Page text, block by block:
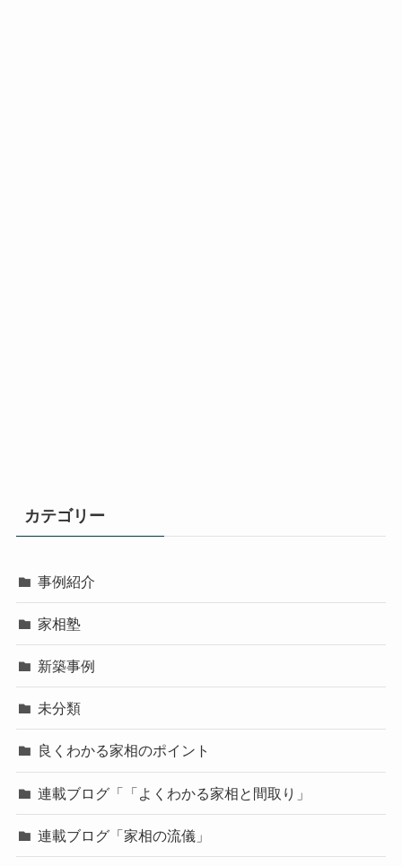
カテゴリー
事例紹介
家相塾
新築事例
未分類
良くわかる家相のポイント
連載ブログ「「よくわかる家相と間取り」
連載ブログ「家相の流儀」